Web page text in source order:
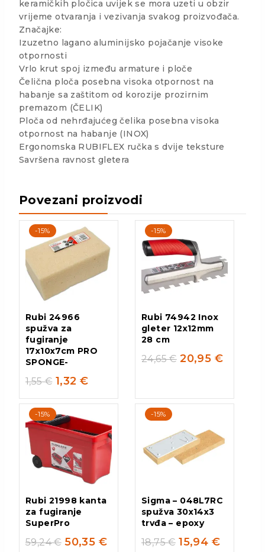
keramičkih pločica uvijek se mora uzeti u obzir
vrijeme otvaranja i vezivanja svakog proizvođača.
Značajke:
Izuzetno lagano aluminijsko pojačanje visoke
otpornosti
Vrlo krut spoj između armature i ploče
Čelična ploča posebna visoka otpornost na
habanje sa zaštitom od korozije prozirnim
premazom (ČELIK)
Ploča od nehrđajućeg čelika posebna visoka
otpornost na habanje (INOX)
Ergonomska RUBIFLEX ručka s dvije teksture
Savršena ravnost gletera
Povezani proizvodi
-15%
Rubi 24966
spužva za
fugiranje
17x10x7cm PRO
SPONGE-
1,55€ 1,32 €
-15%
Rubi 74942 Inox
gleter 12x12mm
28 cm
24,65€ 20,95 €
-15%
Rubi 21998 kanta
za fugiranje
SuperPro
59,24€ 50,35 €
-15%
Sigma – 048L7RC
spužva 30x14x3
trvđa – epoxy
18,75€ 15,94 €